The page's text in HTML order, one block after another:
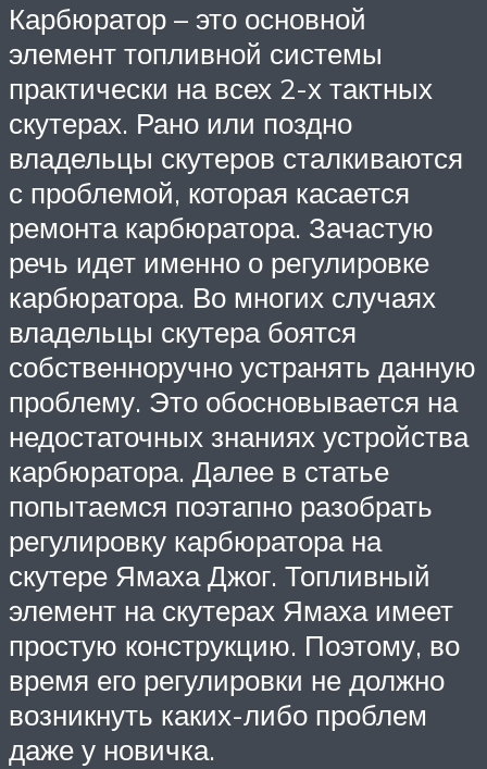
Карбюратор – это основной
элемент топливной системы
практически на всех 2-х тактных
скутерах. Рано или поздно
владельцы скутеров сталкиваются
с проблемой, которая касается
ремонта карбюратора. Зачастую
речь идет именно о регулировке
карбюратора. Во многих случаях
владельцы скутера боятся
собственноручно устранять данную
проблему. Это обосновывается на
недостаточных знаниях устройства
карбюратора. Далее в статье
попытаемся поэтапно разобрать
регулировку карбюратора на
скутере Ямаха Джог. Топливный
элемент на скутерах Ямаха имеет
простую конструкцию. Поэтому, во
время его регулировки не должно
возникнуть каких-либо проблем
даже у новичка.